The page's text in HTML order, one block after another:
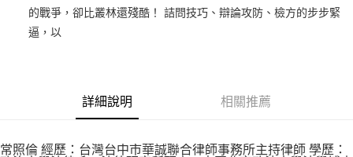
每筆NT$60，滿NT$499(含以上)免運費
宅配
的戰爭，卻比叢林還殘酷！ 詰問技巧、辯論攻防、檢方的步步緊
逼，以
詳細說明 相關推薦
常照倫 經歷：台灣台中市華誠聯合律師事務所主持律師 學歷：